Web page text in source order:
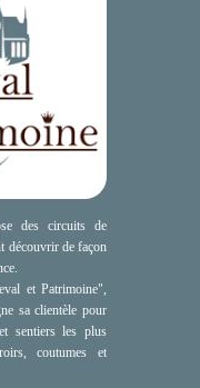
des circuits de
découvrir de façon
et Patrimoine",
sa clientèle pour
sentiers les plus
coutumes et